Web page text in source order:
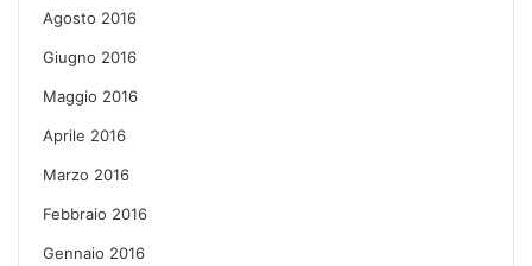
Agosto 2016
Giugno 2016
Maggio 2016
Aprile 2016
Marzo 2016
Febbraio 2016
Gennaio 2016